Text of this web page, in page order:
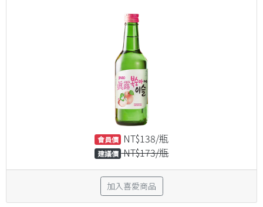
會員價 NT$138/瓶
建議價 NT$173/瓶
加入喜愛商品